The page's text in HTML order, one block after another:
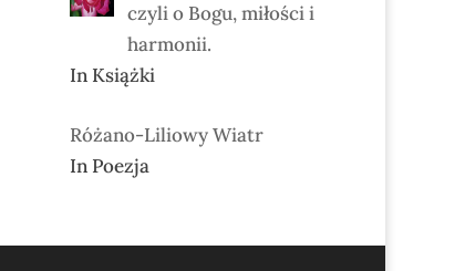
czyli o Bogu, miłości i
harmonii.
In Książki
Różano-Liliowy Wiatr
In Poezja